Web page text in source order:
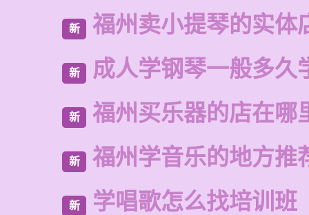
新 福州卖小提琴的实体
新 成人学钢琴一般多久
新 福州买乐器的店在哪
新 福州学音乐的地方推
新 学唱歌怎么找培训班